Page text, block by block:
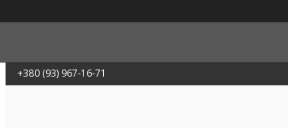
+380 (93) 967-16-71